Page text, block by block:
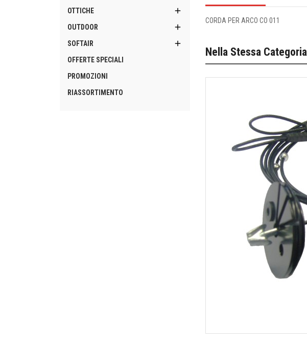
OTTICHE 
OUTDOOR 
SOFTAIR 
OFFERTE SPECIALI
PROMOZIONI
RIASSORTIMENTO
CORDA PER ARCO CO 011
Nella Stessa Categoria